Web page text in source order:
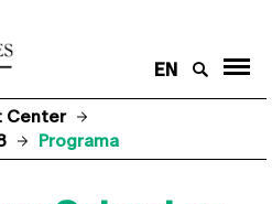
EN
Center
Programa